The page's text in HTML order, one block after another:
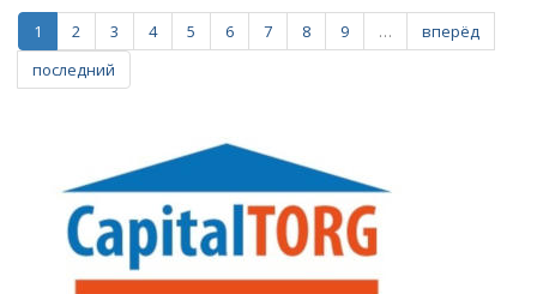
БТИ
частично
погасило
налоговые
избежало
банкротства
1 2 3 4 5 6 7 8 9 …
вперёд
последний